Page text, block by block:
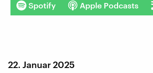
Spotify Apple Podcasts
22. Januar 2025